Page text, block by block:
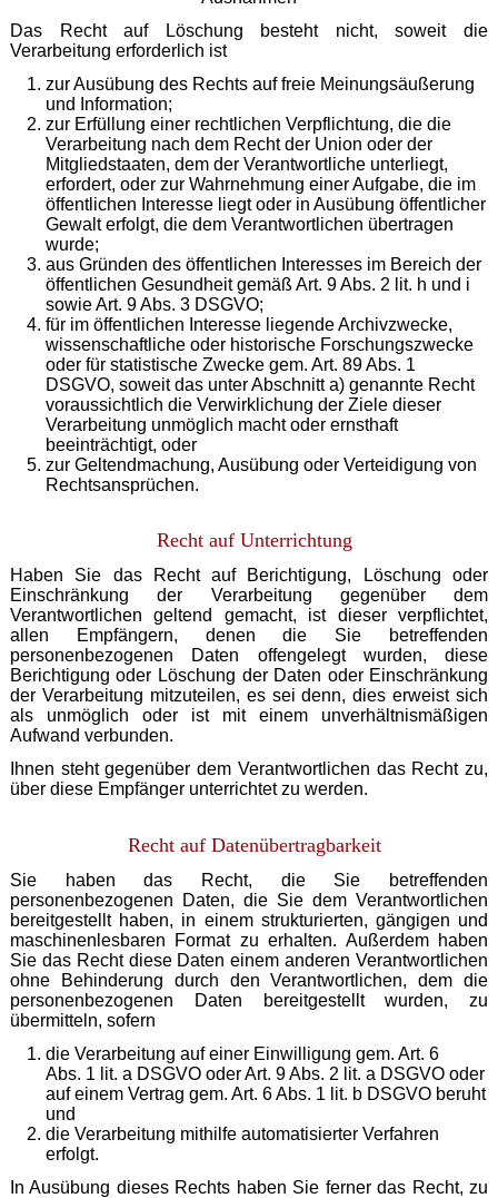
Das Recht auf Löschung besteht nicht, soweit die
Verarbeitung erforderlich ist
zur Ausübung des Rechts auf freie Meinungsäußerung
und Information;
zur Erfüllung einer rechtlichen Verpflichtung, die die
Verarbeitung nach dem Recht der Union oder der
Mitgliedstaaten, dem der Verantwortliche unterliegt,
erfordert, oder zur Wahrnehmung einer Aufgabe, die im
öffentlichen Interesse liegt oder in Ausübung öffentlicher
Gewalt erfolgt, die dem Verantwortlichen übertragen
wurde;
aus Gründen des öffentlichen Interesses im Bereich der
öffentlichen Gesundheit gemäß Art. 9 Abs. 2 lit. h und i
sowie Art. 9 Abs. 3 DSGVO;
für im öffentlichen Interesse liegende Archivzwecke,
wissenschaftliche oder historische Forschungszwecke
oder für statistische Zwecke gem. Art. 89 Abs. 1
DSGVO, soweit das unter Abschnitt a) genannte Recht
voraussichtlich die Verwirklichung der Ziele dieser
Verarbeitung unmöglich macht oder ernsthaft
beeinträchtigt, oder
zur Geltendmachung, Ausübung oder Verteidigung von
Rechtsansprüchen.
Recht auf Unterrichtung
Haben Sie das Recht auf Berichtigung, Löschung oder
Einschränkung der Verarbeitung gegenüber dem
Verantwortlichen geltend gemacht, ist dieser verpflichtet,
allen Empfängern, denen die Sie betreffenden
personenbezogenen Daten offengelegt wurden, diese
Berichtigung oder Löschung der Daten oder Einschränkung
der Verarbeitung mitzuteilen, es sei denn, dies erweist sich
als unmöglich oder ist mit einem unverhältnismäßigen
Aufwand verbunden.
Ihnen steht gegenüber dem Verantwortlichen das Recht zu,
über diese Empfänger unterrichtet zu werden.
Recht auf Datenübertragbarkeit
Sie haben das Recht, die Sie betreffenden
personenbezogenen Daten, die Sie dem Verantwortlichen
bereitgestellt haben, in einem strukturierten, gängigen und
maschinenlesbaren Format zu erhalten. Außerdem haben
Sie das Recht diese Daten einem anderen Verantwortlichen
ohne Behinderung durch den Verantwortlichen, dem die
personenbezogenen Daten bereitgestellt wurden, zu
übermitteln, sofern
die Verarbeitung auf einer Einwilligung gem. Art. 6
Abs. 1 lit. a DSGVO oder Art. 9 Abs. 2 lit. a DSGVO oder
auf einem Vertrag gem. Art. 6 Abs. 1 lit. b DSGVO beruht
und
die Verarbeitung mithilfe automatisierter Verfahren
erfolgt.
In Ausübung dieses Rechts haben Sie ferner das Recht, zu